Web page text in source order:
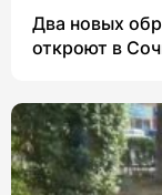
Два новых
откроют в